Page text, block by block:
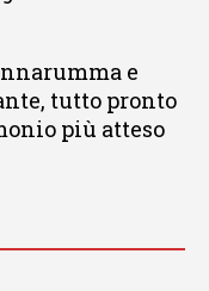
e
tutto pronto
più atteso